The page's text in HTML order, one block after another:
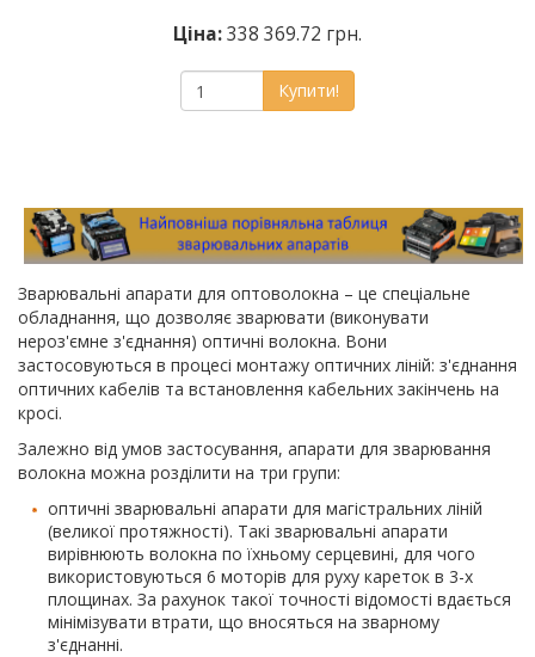
Ціна:338 369.72 грн.
Купити!
Зварювальні апарати для оптоволокна – це спеціальне
обладнання, що дозволяє зварювати (виконувати
нероз'ємне з'єднання) оптичні волокна. Вони
застосовуються в процесі монтажу оптичних ліній: з'єднання
оптичних кабелів та встановлення кабельних закінчень на
кросі.
Залежно від умов застосування, апарати для зварювання
волокна можна розділити на три групи:
оптичні зварювальні апарати для магістральних ліній
(великої протяжності). Такі зварювальні апарати
вирівнюють волокна по їхньому серцевині, для чого
використовуються 6 моторів для руху кареток в 3-х
площинах. За рахунок такої точності відомості вдається
мінімізувати втрати, що вносяться на зварному
з'єднанні.